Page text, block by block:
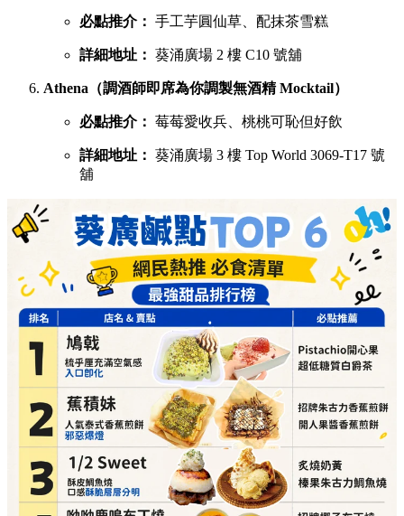
必點推介： 手工芋圓仙草、配抹茶雪糕
詳細地址： 葵涌廣場 2 樓 C10 號舖
Athena（調酒師即席為你調製無酒精 Mocktail）
必點推介： 莓莓愛收兵、桃桃可恥但好飲
詳細地址： 葵涌廣場 3 樓 Top World 3069-T17 號
舖